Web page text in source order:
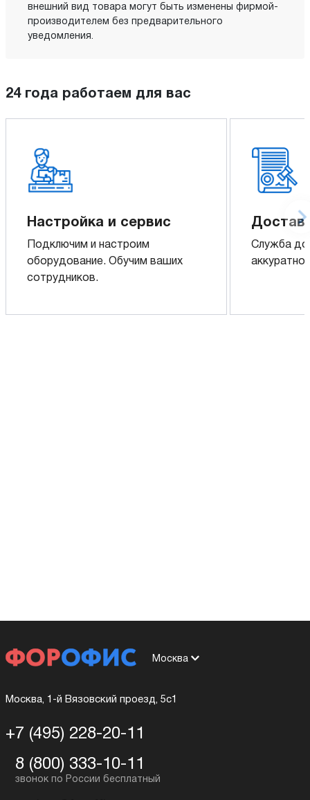
внешний вид товара могут быть изменены фирмой-
производителем без предварительного
уведомления.
24 года работаем для вас
Настройка и сервис
Подключим и настроим
оборудование. Обучим ваших
сотрудников.
Служба
аккуратно
Москва
Москва, 1-й Вязовский проезд, 5с1
+7 (495) 228-20-11
8 (800) 333-10-11